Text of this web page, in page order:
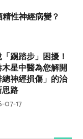
性神經病變？
踢踏步」困擾！
星中醫為您解開
總神經損傷」的治
路
07-17